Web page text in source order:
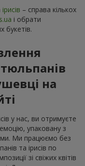
ірисів – справа кількох
і обрати
букетів.
на
у нас, ви отримуєте
упаковану з
Ми працюємо без
та ірисів по
зі свіжих квітів